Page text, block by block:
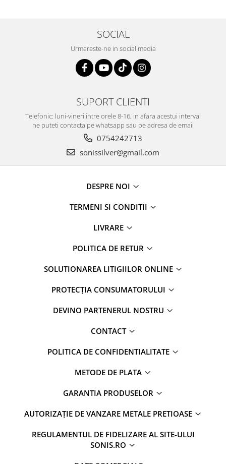
SOCIAL
Urmareste-ne in social media
SUPORT CLIENTI
Telefonic: luni-vineri intre orele 8-16, in afara acestui interval
ne puteti contacta pe whatsapp sau pe adresa de email
0754242713
sonissilver@gmail.com
DESPRE NOI
TERMENI SI CONDITII
LIVRARE
POLITICA DE RETUR
SOLUTIONAREA LITIGIILOR ONLINE
PROTECȚIA CONSUMATORULUI
DEVINO PARTENERUL NOSTRU
CONTACT
POLITICA DE CONFIDENTIALITATE
METODE DE PLATA
GARANTIA PRODUSELOR
AUTORIZAȚIE DE VANZARE METALE PRETIOASE
REGULAMENTUL DE FIDELIZARE AL SITE-ULUI
SONIS.RO